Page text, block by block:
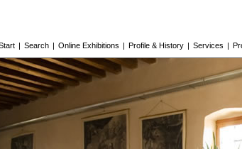
| Search | Online Exhibitions | Profile & History | Services |